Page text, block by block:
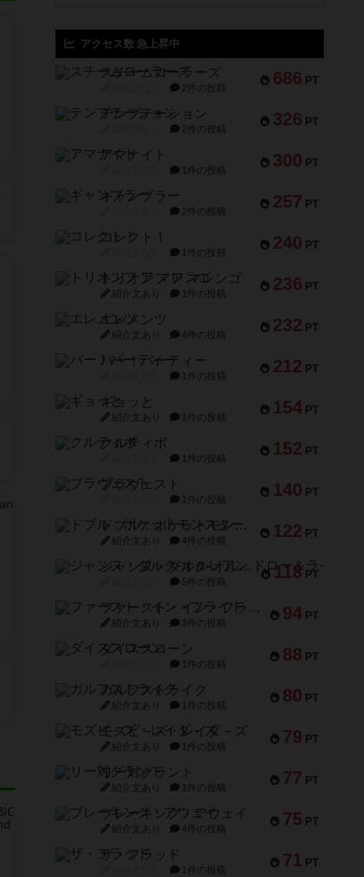
アクセス数 急上昇中
686 PT
スチームローラーズ
2件の投稿
326 PT
テンプテーション
2件の投稿
300 PT
アマナイト
1件の投稿
257 PT
ギャンブラー
2件の投稿
240 PT
コレクト！
1件の投稿
236 PT
トリオンフ ア マレンゴ
紹介文あり 1件の投稿
232 PT
エレメンツ
紹介文あり 4件の投稿
212 PT
バー！パーティー
1件の投稿
154 PT
ギョッと
紹介文あり 1件の投稿
152 PT
クルティボ
1件の投稿
140 PT
ブラヴェスト
1件の投稿
122 PT
ドブル：ポケットモンスター
紹介文あり 4件の投稿
118 PT
ジャンヌ・ダルク-オルレアン ドロー＆ライト
5件の投稿
94 PT
ファースト・イン・フライト
紹介文あり 3件の投稿
88 PT
ダイススローン
1件の投稿
80 PT
ガルフストライク
紹介文あり 1件の投稿
79 PT
モズビ－ズ・レイダ－ズ
紹介文あり 1件の投稿
77 PT
リー対グラント
紹介文あり 1件の投稿
75 PT
ブレーキング・アウェイ
紹介文あり 4件の投稿
71 PT
ザ・フラッド
1件の投稿